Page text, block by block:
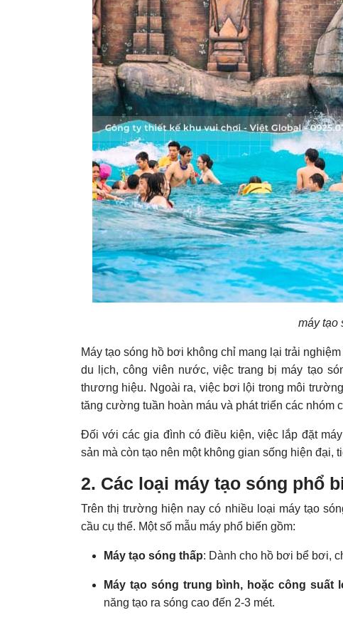
máy tạo
Máy tạo sóng hồ bơi không chỉ mang lại trải
du lịch, công viên nước, việc trang bị máy tạo
thương hiệu. Ngoài ra, việc bơi lội trong môi
tăng cường tuần hoàn máu và phát triển các nhóm
Đối với các gia đình có điều kiện, việc lắp đặt
sản mà còn tạo nên một không gian sống hiện đại,
2. Các loại máy tạo sóng phổ
Trên thị trường hiện nay có nhiều loại máy tạo
cầu cụ thể. Một số mẫu máy phổ biến gồm:
Máy tạo sóng thấp: Dành cho hồ bơi bể bơi,
Máy tạo sóng trung bình, hoặccông suất
năng tạo ra sóng cao đến 2-3 mét.